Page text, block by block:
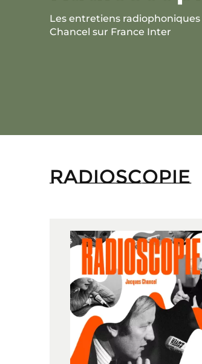
Les entretiens
Chancel sur France Inter
Radioscopie